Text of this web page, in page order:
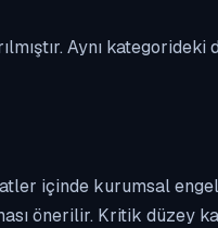
Aynı
içinde kurumsal
önerilir. Kritik düzey